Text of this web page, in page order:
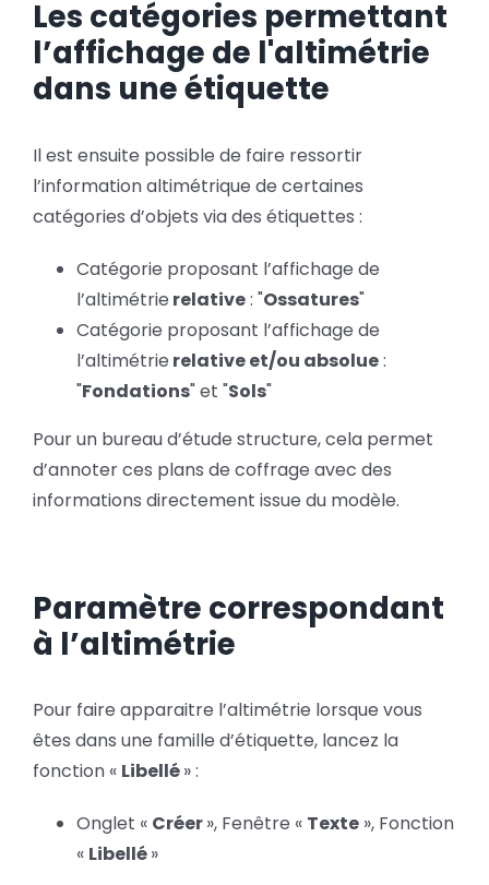
Les catégories permettant
l’affichage de l'altimétrie
dans une étiquette
Il est ensuite possible de faire ressortir
l’information altimétrique de certaines
catégories d’objets via des étiquettes :
Catégorie proposant l’affichage de
l’altimétrie relative: "Ossatures"
Catégorie proposant l’affichage de
l’altimétrie relative et/ou absolue:
"Fondations" et "Sols"
Pour un bureau d’étude structure, cela permet
d’annoter ces plans de coffrage avec des
informations directement issue du modèle.
Paramètre correspondant
à l’altimétrie
Pour faire apparaitre l’altimétrie lorsque vous
êtes dans une famille d’étiquette, lancez la
fonction « Libellé» :
Onglet « Créer», Fenêtre « Texte», Fonction
« Libellé»